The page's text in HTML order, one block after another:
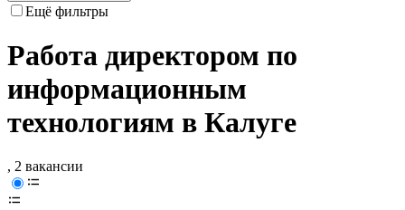
Ещё фильтры
Работа директором по
информационным
технологиям в Калуге
, 2 вакансии